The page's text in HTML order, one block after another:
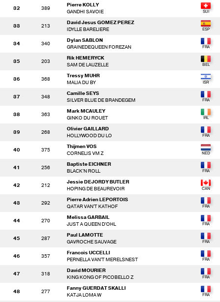
32 389
Pierre KOLLY
GANDHI SAVOIE
33 213
David Jesus GOMEZ PEREZ
IDYLLE BARELIERE
34 340
Dylan SABLON
GRAINEDEQUEEN FOREZAN
35 203
Rik HEMERYCK
SAM DE LAUZELLE
36 368
Tressy MUHR
MALIA DU BY
37 348
Camille SEYS
SILVER BLUE DE BRANDEGEM
38 363
Mark MCAULEY
GINKO DU ROUET
39 268
Olivier GAILLARD
HOLLYWOOD DU LO
40 375
Thijmen VOS
CORNELIS VM Z
41 256
Baptiste EICHNER
BLACK'N ROLL
42 212
Jessie DEJORDY BUTLER
HOPING DE BEAUREVOIR
43 292
Pierre Adrien LEPORTOIS
QATAR VAN'T KATHOF
44 270
Melissa GARBAIL
JUST A QUEEN D'OHL
45 287
Paul LAMOTTE
GAVROCHE SAUVAGE
46 357
Francois UCCELLI
PERNELLA VAN'T MERELSNEST
47 318
David MOURIER
KING KONG OF PICOBELLO Z
48 277
Fanny GUERDAT SKALLI
KATJA LOMA W